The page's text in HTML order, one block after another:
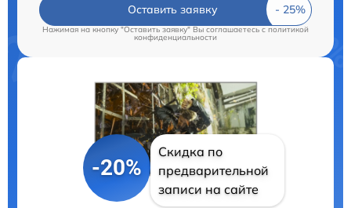
Оставить заявку
Нажимая на кнопку "Оставить заявку" Вы соглашаетесь cполитикой
конфиденциальности
-20%
Скидка по
предварительной
записи на сайте